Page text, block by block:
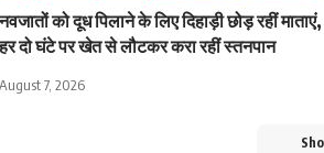
नवजातों को दूध पिलाने के लिए दिहाड़ी छोड़ रहीं माताएं,
हर दो घंटे पर खेत से लौटकर करा रहीं स्तनपान
August 7, 2026